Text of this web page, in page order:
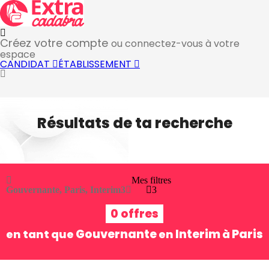
Créez votre compte ou connectez-vous à votre
espace
CANDIDAT ÉTABLISSEMENT
Résultats de ta recherche
Gouvernante, Paris, Interim3
Mes filtres
3
0 offres
en tant que Gouvernanteen Interimà Paris